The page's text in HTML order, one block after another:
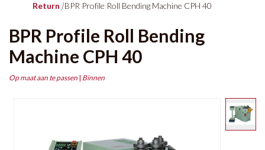
Return |BPR Profile Roll Bending Machine CPH 40
BPR Profile Roll Bending
Machine CPH 40
Op maat aan te passen | Binnen